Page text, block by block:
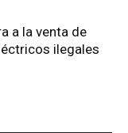
a la venta de
ilegales